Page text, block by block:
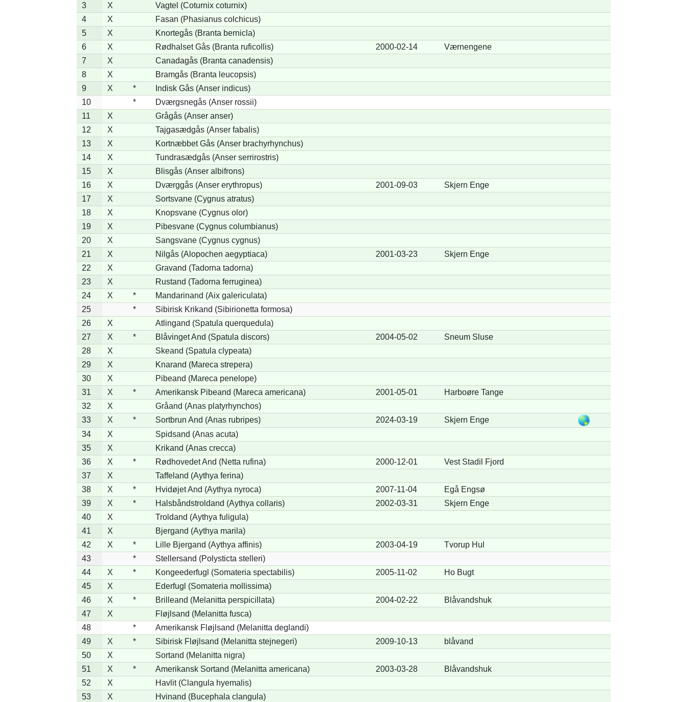
3
X
Vagtel (Coturnix coturnix)
4
X
Fasan (Phasianus colchicus)
5
X
Knortegås (Branta bernicla)
6
X Rødhalset Gås (Branta ruficollis) 2000-02-14
Værnengene
7
X
Canadagås (Branta canadensis)
8
X
Bramgås (Branta leucopsis)
9
X *
Indisk Gås (Anser indicus)
10
*
Dværgsnegås (Anser rossii)
11
X
Grågås (Anser anser)
12
X
Tajgasædgås (Anser fabalis)
13
X
Kortnæbbet Gås (Anser brachyrhynchus)
14
X
Tundrasædgås (Anser serrirostris)
15
X
Blisgås (Anser albifrons)
16
X Dværggås (Anser erythropus) 2001-09-03
Skjern Enge
17
X
Sortsvane (Cygnus atratus)
18
X
Knopsvane (Cygnus olor)
19
X
Pibesvane (Cygnus columbianus)
20
X
Sangsvane (Cygnus cygnus)
21
X Nilgås (Alopochen aegyptiaca) 2001-03-23
Skjern Enge
22
X
Gravand (Tadorna tadorna)
23
X
Rustand (Tadorna ferruginea)
24
X *
Mandarinand (Aix galericulata)
25
*
Sibirisk Krikand (Sibirionetta formosa)
26
X
Atlingand (Spatula querquedula)
27
X * Blåvinget And (Spatula discors) 2004-05-02
Sneum Sluse
28
X
Skeand (Spatula clypeata)
29
X
Knarand (Mareca strepera)
30
X
Pibeand (Mareca penelope)
31
X * Amerikansk Pibeand (Mareca americana) 2001-05-01
Harboøre Tange
32
X
Gråand (Anas platyrhynchos)
33
X * Sortbrun And (Anas rubripes) 2024-03-19
Skjern Enge
34
X
Spidsand (Anas acuta)
35
X
Krikand (Anas crecca)
36
X * Rødhovedet And (Netta rufina) 2000-12-01
Vest Stadil Fjord
37
X
Taffeland (Aythya ferina)
38
X * Hvidøjet And (Aythya nyroca) 2007-11-04
Egå Engsø
39
X * Halsbåndstroldand (Aythya collaris) 2002-03-31
Skjern Enge
40
X
Troldand (Aythya fuligula)
41
X
Bjergand (Aythya marila)
42
X * Lille Bjergand (Aythya affinis) 2003-04-19
Tvorup Hul
43
*
Stellersand (Polysticta stelleri)
44
X * Kongeederfugl (Somateria spectabilis) 2005-11-02
Ho Bugt
45
X
Ederfugl (Somateria mollissima)
46
X * Brilleand (Melanitta perspicillata) 2004-02-22
Blåvandshuk
47
X
Fløjlsand (Melanitta fusca)
48
*
Amerikansk Fløjlsand (Melanitta deglandi)
49
X * Sibirisk Fløjlsand (Melanitta stejnegeri) 2009-10-13
blåvand
50
X
Sortand (Melanitta nigra)
51
X * Amerikansk Sortand (Melanitta americana) 2003-03-28
Blåvandshuk
52
X
Havlit (Clangula hyemalis)
53
X
Hvinand (Bucephala clangula)